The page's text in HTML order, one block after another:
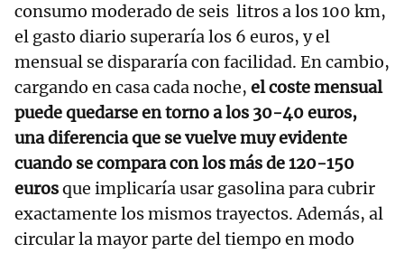
consumo moderado de seis litros a los 100 km,
el gasto diario superaría los 6 euros, y el
mensual se dispararía con facilidad. En cambio,
cargando en casa cada noche, el coste mensual
puede quedarse en torno a los 30-40 euros,
una diferencia que se vuelve muy evidente
cuando se compara con los más de 120-150
eurosque implicaría usar gasolina para cubrir
exactamente los mismos trayectos. Además, al
circular la mayor parte del tiempo en modo